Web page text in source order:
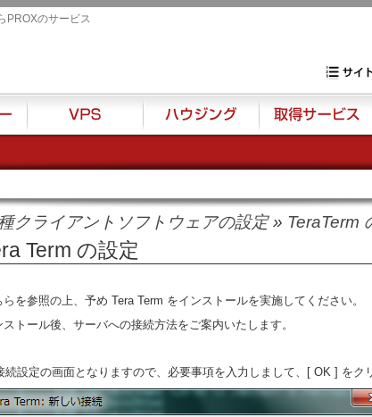
PROXのサービス
クライアントソフトウェアの設定» TeraTerm
Term の設定
ら を参照の上、予め Tera Term をインストールを実施してください。
ストール後、サーバへの接続方法をご案内いたします。
続設定の画面となりますので、必要事項を入力しまして、[ OK ] をク
VPS ハウジング 取得サービス